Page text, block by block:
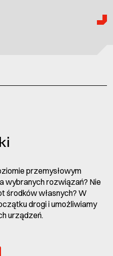
przemysłowym
wybranych rozwiązań? Nie
środków własnych? W
drogi i umożliwiamy
urządzeń.